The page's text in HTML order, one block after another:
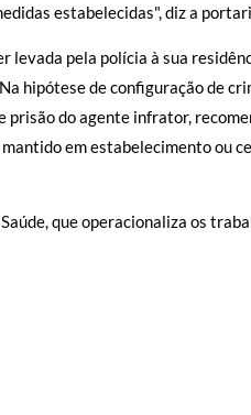
estabelecidas", diz a
levada pela polícia à sua
hipótese de configuração de
prisão do agente infrator,
em estabelecimento ou
que operacionaliza os